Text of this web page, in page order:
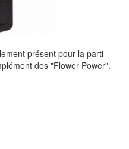
présent pour la parti
des "Flower Power".